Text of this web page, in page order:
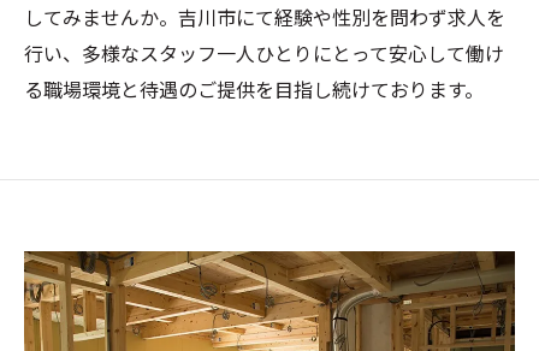
してみませんか。吉川市にて経験や性別を問わず求人を
行い、多様なスタッフ一人ひとりにとって安心して働け
る職場環境と待遇のご提供を目指し続けております。